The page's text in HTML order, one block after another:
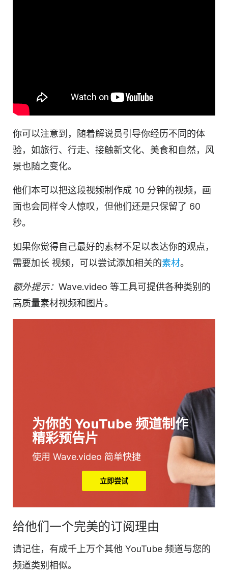
你可以注意到，随着解说员引导你经历不同的体
验，如旅行、行走、接触新文化、美食和自然，风
景也随之变化。
他们本可以把这段视频制作成 10 分钟的视频，画
面也会同样令人惊叹，但他们还是只保留了 60
秒。
如果你觉得自己最好的素材不足以表达你的观点，
需要加长 视频，可以尝试添加相关的素材。
额外提示： Wave.video 等工具可提供各种类别的
高质量素材视频和图片。
为你的 YouTube 频道制作
精彩预告片
使用 Wave.video 简单快捷
立即尝试
给他们一个完美的订阅理由
请记住，有成千上万个其他 YouTube 频道与您的
频道类别相似。